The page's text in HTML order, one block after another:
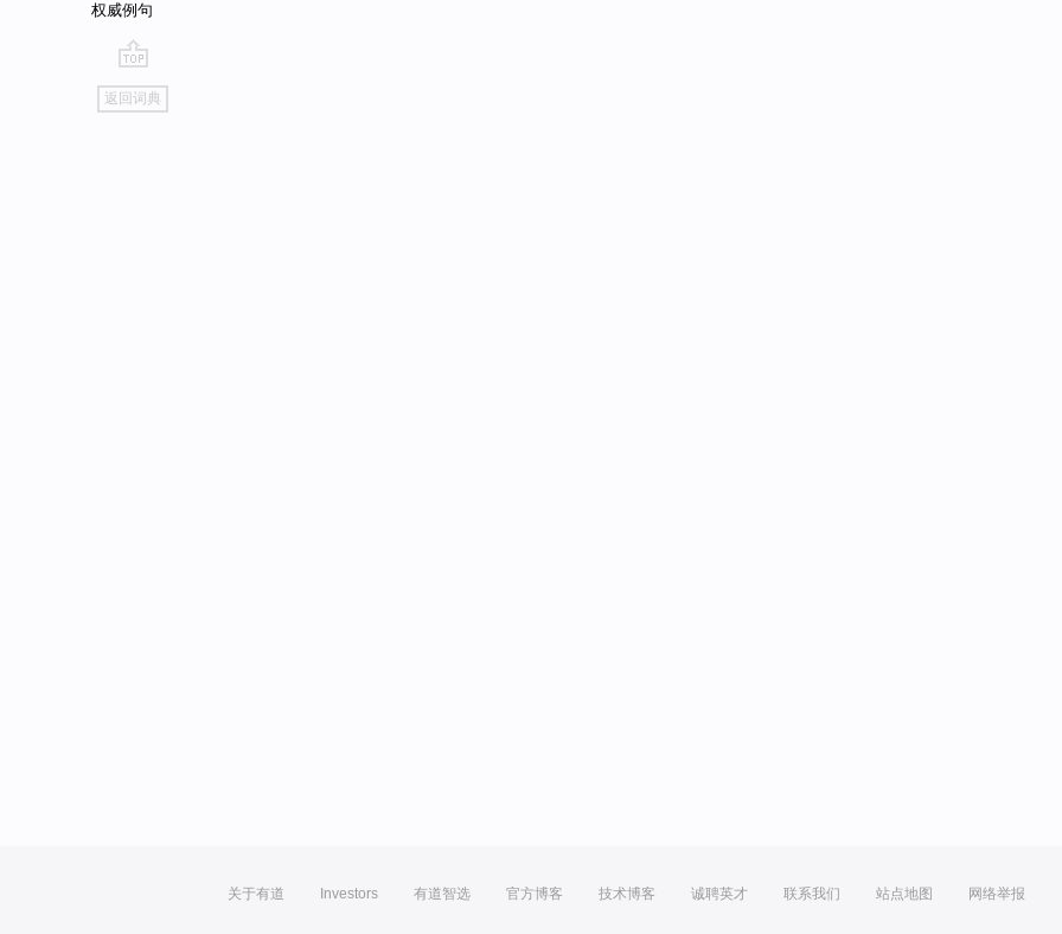
权威例句
go
top
返回词典
关于有道 Investors 有道智选 官方博客 技术博客 诚聘英才 联系我们 站点地图 网络举报